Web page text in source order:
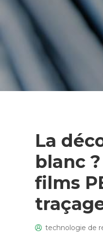
La
blanc
films
technologie de